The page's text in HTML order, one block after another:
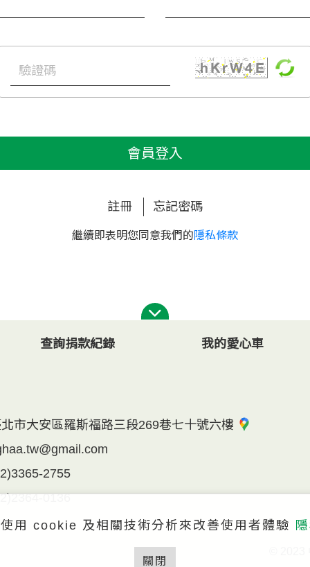
會員登入
註冊 忘記密碼
繼續即表明您同意我們的隱私條款
查詢捐款紀錄
我的愛心車
市大安區羅斯福路三段269巷七十號六樓
2755
0136
用 cookie 及相關技術分析來改善使用者體驗
關閉